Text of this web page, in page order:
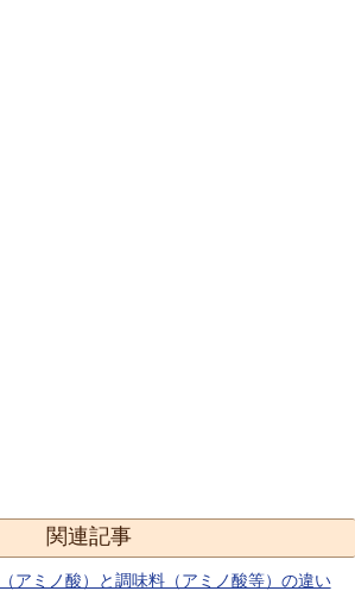
関連記事
アミノ酸）と調味料（アミノ酸等）の違い